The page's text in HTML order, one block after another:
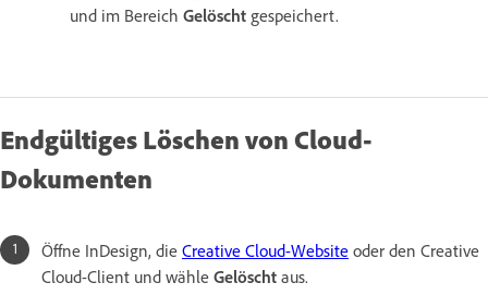
und im Bereich Gelöscht gespeichert.
Endgültiges Löschen von Cloud-
Dokumenten
Öffne InDesign, die Creative Cloud-Website oder den Creative
Cloud-Client und wähle Gelöscht aus.